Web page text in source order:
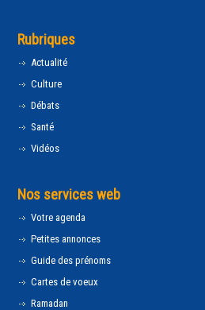
Rubriques
Actualité
Culture
Débats
Santé
Vidéos
Nos services web
Votre agenda
Petites annonces
Guide des prénoms
Cartes de voeux
Ramadan